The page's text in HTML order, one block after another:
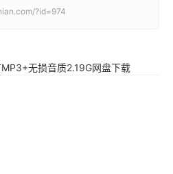
?id=974
无损音质2.19G网盘下载